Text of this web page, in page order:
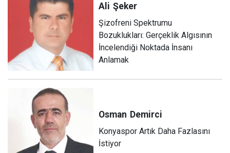
Ali Şeker
Şizofreni Spektrumu
Bozuklukları: Gerçeklik Algısının
İncelendiği Noktada İnsanı
Anlamak
Osman Demirci
Konyaspor Artık Daha Fazlasını
İstiyor